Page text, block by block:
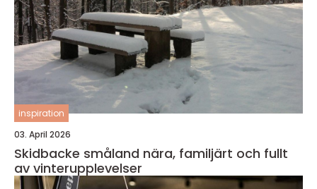
inspiration
03. April 2026
Skidbacke småland nära, familjärt och fullt
av vinterupplevelser